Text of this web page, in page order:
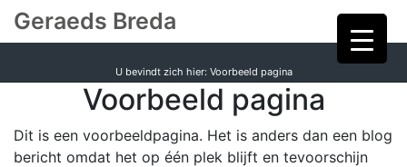
Geraeds Breda
U bevindt zich hier: Voorbeeld pagina
Voorbeeld pagina
Dit is een voorbeeldpagina. Het is anders dan een blog
bericht omdat het op één plek blijft en tevoorschijn